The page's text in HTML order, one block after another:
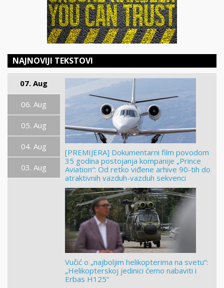
NAJNOVIJI TEKSTOVI
07. Aug
06. Aug
05. Aug
04. Aug
03. Aug
[PREMIJERA] Dokumentarni film povodom
35 godina postojanja kompanije „Prince
Aviation“: Od retko viđene arhive 90-tih do
atraktivnih vazduh-vazduh sekvenci
Vučić o „najboljim helikopterima na svetu“:
„Helikopterskoj jedinici ćemo nabaviti i
Erbas H125“